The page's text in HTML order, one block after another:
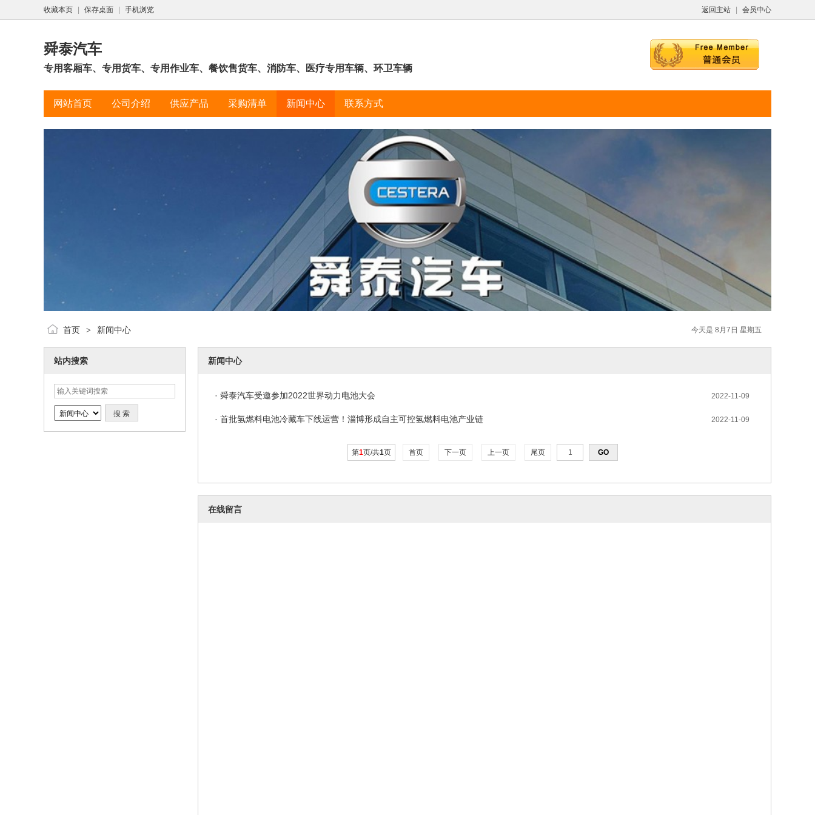
返回主站 会员中心
收藏本页 保存桌面 手机浏览
舜泰汽车
专用客厢车、专用货车、专用作业车、餐饮售货车、消防车、医疗专用车辆、环卫车辆
网站首页 公司介绍 供应产品 采购清单 新闻中心 联系方式
今天是 8月7日 星期五
首页 > 新闻中心
站内搜索 新闻中心
· 舜泰汽车受邀参加2022世界动力电池大会 2022-11-09
· 首批氢燃料电池冷藏车下线运营！淄博形成自主可控氢燃料电池产业链 2022-11-09
第1页/共1页 首页 下一页 上一页 尾页
在线留言